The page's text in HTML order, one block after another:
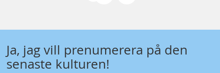
Ja, jag vill prenumerera på den
senaste kulturen!